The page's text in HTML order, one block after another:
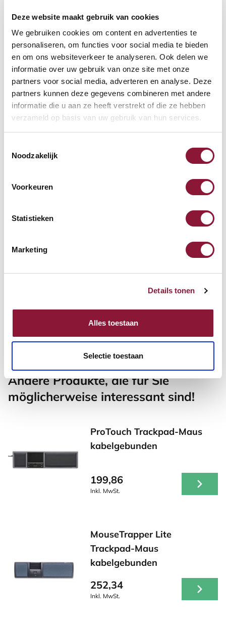
Deze website maakt gebruik van cookies
We gebruiken cookies om content en advertenties te
personaliseren, om functies voor social media te bieden
en om ons websiteverkeer te analyseren. Ook delen we
informatie over uw gebruik van onze site met onze
partners voor social media, adverteren en analyse. Deze
partners kunnen deze gegevens combineren met andere
informatie die u aan ze heeft verstrekt of die ze hebben
verzameld op basis van uw gebruik van hun services.
Noodzakelijk
Voorkeuren
Statistieken
Marketing
Details tonen
Alles toestaan
Selectie toestaan
Häufig zusammen gekauft mit
S-board 840 Design
kabelgebundene Mini-
Tastatur US silber
68,71
Inkl. MwSt.
Inkl. MwSt.
Andere Produkte, die für Sie
möglicherweise interessant sind!
ProTouch Trackpad-Maus
kabelgebunden
199,86
Inkl. MwSt.
MouseTrapper Lite
Trackpad-Maus
kabelgebunden
252,34
Inkl. MwSt.